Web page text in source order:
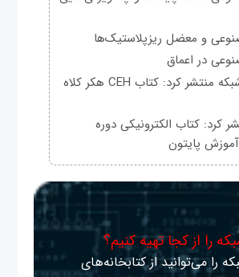
و معضل ریزپلاستیک‌ها
در اعماق
ماهنامه شبکه منتشر کرد: کتاب CEH هکر کلاه
کرد: کتاب الکترونیکی دوره
پایتون
را از کجا تهیه کنیم؟
را می‌توانید از کتابخانه‌های